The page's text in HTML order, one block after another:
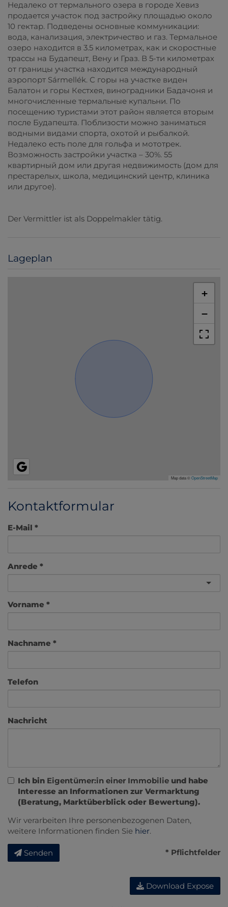
Недалеко от термального озера в городе Хевиз
продается участок под застройку площадью около
10 гектар. Подведены основные коммуникации:
вода, канализация, электричество и газ. Термальное
озеро находится в 3.5 километрах, как и скоростные
трассы на Будапешт, Вену и Граз. В 5-ти километрах
от границы участка находится международный
аэропорт Sármellék. С горы на участке виден
Балатон и горы Кестхея, виноградники Бадачоня и
многочисленные термальные купальни. По
посещению туристами этот район является вторым
после Будапешта. Поблизости можно заниматься
водными видами спорта, охотой и рыбалкой.
Недалеко есть поле для гольфа и мототрек.
Возможность застройки участка – 30%. 55
квартирный дом или другая недвижимость (дом для
престарелых, школа, медицинский центр, клиника
или другое).
Der Vermittler ist als Doppelmakler tätig.
Lageplan
+
−
Map data ©OpenStreetMap
Kontaktformular
E-Mail
Anrede
Vorname
Nachname
Telefon
Nachricht
Ich bin Eigentümer:in einer Immobilie und habe
Interesse an Informationen zur Vermarktung
(Beratung, Marktüberblick oder Bewertung).
Wir verarbeiten Ihre personenbezogenen Daten,
weitere Informationen finden Sie hier.
Senden * Pflichtfelder
Download Expose